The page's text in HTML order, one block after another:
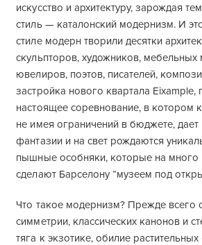
искусство и архитектуру, зарождая
стиль — каталонский модернизм. И
стиле модерн творили десятки
скульпторов, художников, мебельных
ювелиров, поэтов, писателей,
застройка нового квартала Eixample,
настоящее соревнование, в котором
не имея ограничений в бюджете,
фантазии и на свет рождаются
пышные особняки, которые на много
сделают Барселону “музеем под
Что такое модернизм? Прежде всего
симметрии, классических канонов и
тяга к экзотике, обилие